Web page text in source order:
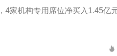
4家机构专用席位净买入1.45亿